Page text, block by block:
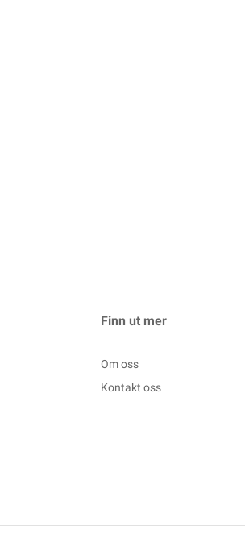
Finn ut mer
Om oss
Kontakt oss